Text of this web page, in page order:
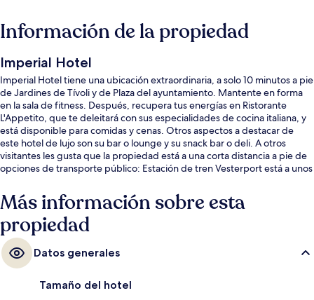
Información de la propiedad
Imperial Hotel
Imperial Hotel tiene una ubicación extraordinaria, a solo 10 minutos a pie
de Jardines de Tívoli y de Plaza del ayuntamiento. Mantente en forma
en la sala de fitness. Después, recupera tus energías en Ristorante
L'Appetito, que te deleitará con sus especialidades de cocina italiana, y
está disponible para comidas y cenas. Otros aspectos a destacar de
este hotel de lujo son su bar o lounge y su snack bar o deli. A otros
visitantes les gusta que la propiedad está a una corta distancia a pie de
opciones de transporte público: Estación de tren Vesterport está a unos
Más información sobre esta
propiedad
Datos generales
Tamaño del hotel